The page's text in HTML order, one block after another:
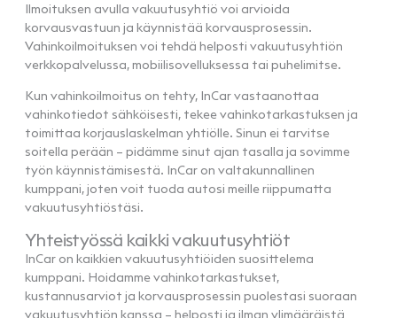
Ilmoituksen avulla vakuutusyhtiö voi arvioida
korvausvastuun ja käynnistää korvausprosessin.
Vahinkoilmoituksen voi tehdä helposti vakuutusyhtiön
verkkopalvelussa, mobiilisovelluksessa tai puhelimitse.
Kun vahinkoilmoitus on tehty, InCar vastaanottaa
vahinkotiedot sähköisesti, tekee vahinkotarkastuksen ja
toimittaa korjauslaskelman yhtiölle. Sinun ei tarvitse
soitella perään – pidämme sinut ajan tasalla ja sovimme
työn käynnistämisestä. InCar on valtakunnallinen
kumppani, joten voit tuoda autosi meille riippumatta
vakuutusyhtiöstäsi.
Yhteistyössä kaikki vakuutusyhtiöt
InCar on kaikkien vakuutusyhtiöiden suosittelema
kumppani. Hoidamme vahinkotarkastukset,
kustannusarviot ja korvausprosessin puolestasi suoraan